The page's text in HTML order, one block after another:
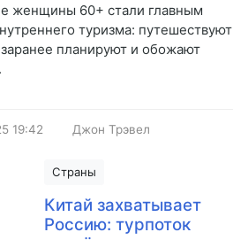
женщины 60+ стали главным
туризма: путешествуют
планируют и обожают
19:42 Джон Трэвел
Страны
Китай захватывает
Россию: турпоток